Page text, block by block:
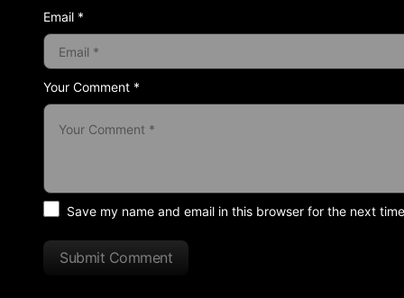
Your Comment *
Email *
Save my name and email in this browser for the next
Submit Comment